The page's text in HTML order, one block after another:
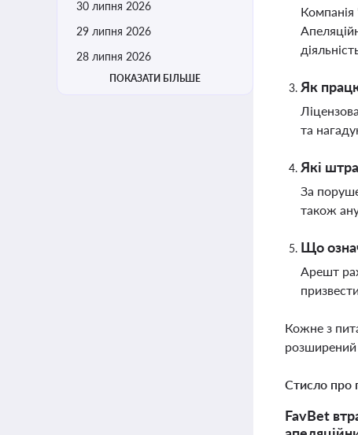
30 липня 2026
29 липня 2026
28 липня 2026
ПОКАЗАТИ БІЛЬШЕ Як
та
Які
За
також
Що
Арешт
Кожне з
розширений
Стисло про
FavBet